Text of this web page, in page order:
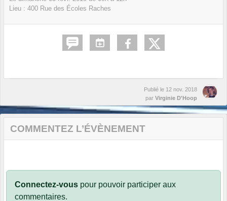
Lieu : 400 Rue des Écoles Raches
Publié le 12 nov. 2018
par Virginie D'Hoop
COMMENTEZ L’ÉVÈNEMENT
Connectez-vous pour pouvoir participer aux
commentaires.